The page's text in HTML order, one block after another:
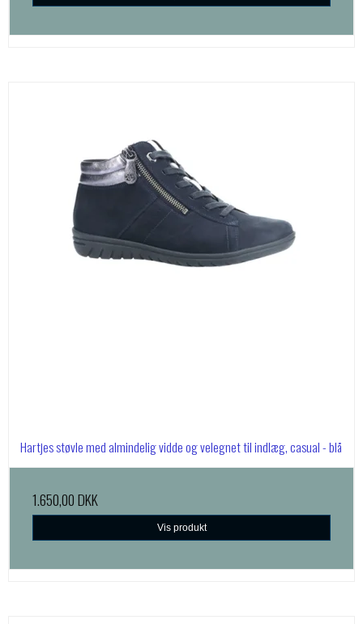
Hartjes støvle med almindelig vidde og velegnet til indlæg, casual - blå
1.650,00 DKK
Vis produkt